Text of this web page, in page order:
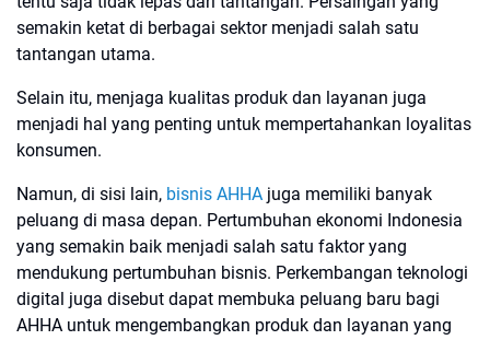
semakin ketat di berbagai sektor menjadi salah satu
tantangan utama.
Selain itu, menjaga kualitas produk dan layanan juga
menjadi hal yang penting untuk mempertahankan loyalitas
konsumen.
Namun, di sisi lain, bisnis AHHA juga memiliki banyak
peluang di masa depan. Pertumbuhan ekonomi Indonesia
yang semakin baik menjadi salah satu faktor yang
mendukung pertumbuhan bisnis. Perkembangan teknologi
digital juga disebut dapat membuka peluang baru bagi
AHHA untuk mengembangkan produk dan layanan yang